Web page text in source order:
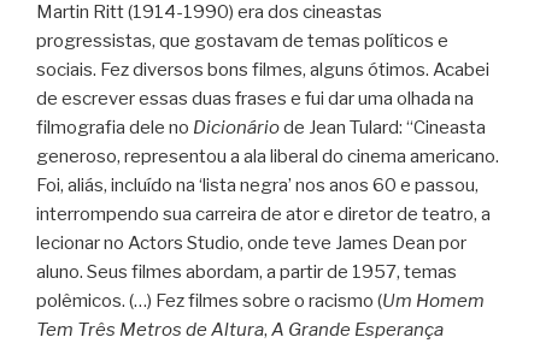
Martin Ritt (1914-1990) era dos cineastas
progressistas, que gostavam de temas políticos e
sociais. Fez diversos bons filmes, alguns ótimos. Acabei
de escrever essas duas frases e fui dar uma olhada na
filmografia dele no Dicionáriode Jean Tulard: “Cineasta
generoso, representou a ala liberal do cinema americano.
Foi, aliás, incluído na ‘lista negra’ nos anos 60 e passou,
interrompendo sua carreira de ator e diretor de teatro, a
lecionar no Actors Studio, onde teve James Dean por
aluno. Seus filmes abordam, a partir de 1957, temas
polêmicos. (…) Fez filmes sobre o racismo (Um Homem
Tem Três Metros de Altura, A Grande Esperança